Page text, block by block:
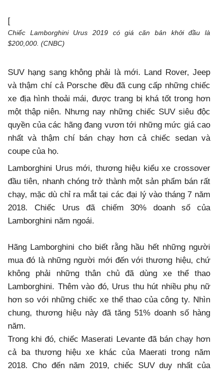
[
Chiếc Lamborghini Urus 2019 có giá căn bản khởi đầu là
$200,000. (CNBC)
SUV hạng sang không phải là mới. Land Rover, Jeep
và thậm chí cả Porsche đều đã cung cấp những chiếc
xe địa hình thoải mái, được trang bị khá tốt trong hơn
một thập niên. Nhưng nay những chiếc SUV siêu độc
quyền của các hãng đang vươn tới những mức giá cao
nhất và thậm chí bán chạy hơn cả chiếc sedan và
coupe của họ.
Lamborghini Urus mới, thương hiệu kiểu xe crossover
đầu tiên, nhanh chóng trở thành một sản phẩm bán rất
chạy, mặc dù chỉ ra mắt tại các đại lý vào tháng 7 năm
2018. Chiếc Urus đã chiếm 30% doanh số của
Lamborghini năm ngoái.
Hãng Lamborghini cho biết rằng hầu hết những người
mua đó là những người mới đến với thương hiệu, chứ
không phải những thân chủ đã dùng xe thể thao
Lamborghini. Thêm vào đó, Urus thu hút nhiều phụ nữ
hơn so với những chiếc xe thể thao của công ty. Nhìn
chung, thương hiệu này đã tăng 51% doanh số hàng
năm.
Trong khi đó, chiếc Maserati Levante đã bán chạy hơn
cả ba thương hiệu xe khác của Maerati trong năm
2018. Cho đến năm 2019, chiếc SUV duy nhất của